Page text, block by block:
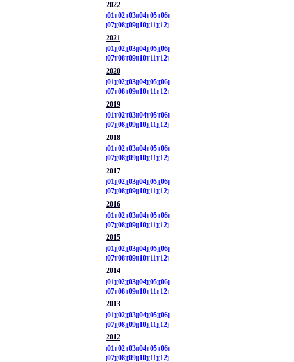
2022
01
02 03 04 05 06
07 08 09 10 11
12
2021
01
02 03 04 05 06
07 08 09 10 11
12
2020
01
02 03 04 05 06
07 08 09 10 11
12
2019
01
02 03 04 05 06
07 08 09 10 11
12
2018
01 02 03 04 05 06
07 08 09 10 11 12
2017
01 02 03 04 05 06
07 08 09 10 11 12
2016
01
02 03 04 05 06
07 08 09 10 11
12
2015
01
02 03 04 05 06
07 08 09 10 11
12
2014
01
02 03 04 05 06
07 08 09 10 11
12
2013
01
02 03 04 05 06
07 08 09 10 11
12
2012
01
02 03 04 05 06
07 08 09 10 11
12